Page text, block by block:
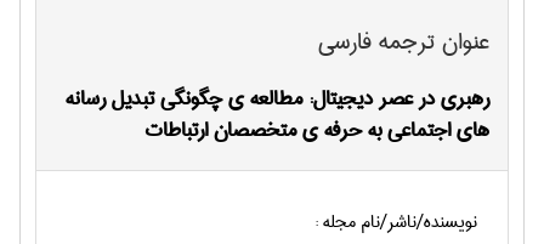
عنوان ترجمه فارسی
رهبری در عصر دیجیتال: مطالعه ی چگونگی تبدیل رسانه
های اجتماعی به حرفه ی متخصصان ارتباطات
نویسنده/ناشر/نام مجله :